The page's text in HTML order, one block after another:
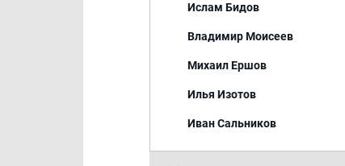
Ислам Бидов
Владимир Моисеев
Михаил Ершов
Илья Изотов
Иван Сальников